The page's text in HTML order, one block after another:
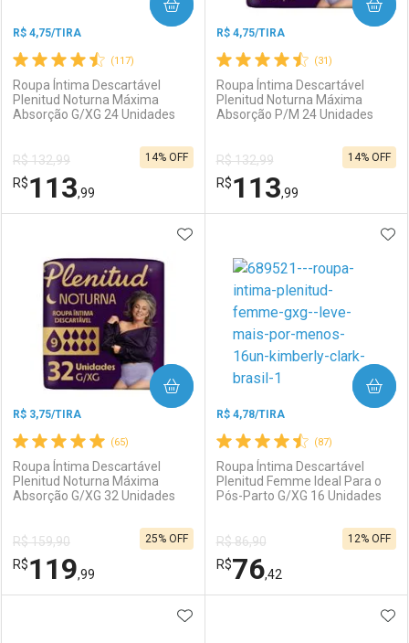
(117)
R$ 4,75/TIRA
Roupa Íntima Descartável
Plenitud Noturna Máxima
Absorção G/XG 24 Unidades
R$ 132,99
R$113,99
14% OFF
COMPRAR
Laboratório
Ativar Desconto
Comprar sem Desconto
Por R$ 113,99/cada
Por Menos
Comprar sem Desconto
Por R$ 113,99/cada
(31)
R$ 4,75/TIRA
Roupa Íntima Descartável
Plenitud Noturna Máxima
Absorção P/M 24 Unidades
R$ 132,99
R$113,99
14% OFF
COMPRAR
Laboratório
Comprar sem Desconto
Por R$ 113,99/cada
Por Menos
Comprar sem Desconto
Por R$ 113,99/cada
(65)
R$ 3,75/TIRA
Roupa Íntima Descartável
Plenitud Noturna Máxima
Absorção G/XG 32 Unidades
R$ 159,90
R$119,99
25% OFF
ADICIONAR AOS FAVORITOS
COMPRAR
(87)
R$ 4,78/TIRA
Roupa Íntima Descartável
Plenitud Femme Ideal Para o
Pós-Parto G/XG 16 Unidades
R$ 86,90
R$76,42
12% OFF
COMPRAR
ADICIONAR AOS FAVORITOS